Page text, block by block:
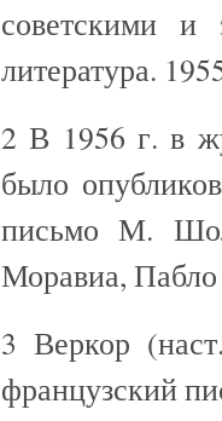
советскими и
литература.
2 В 1956 г. в
было
письмо М.
Моравиа,
3 Веркор
французский